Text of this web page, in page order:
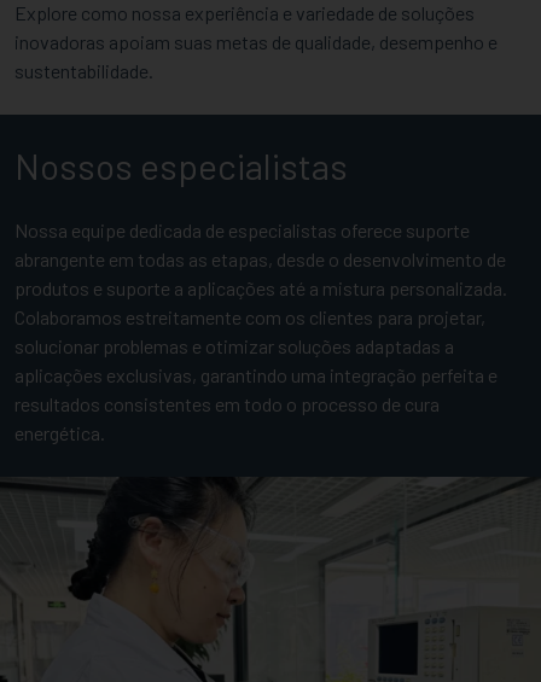
Explore como nossa experiência e variedade de soluções
inovadoras apoiam suas metas de qualidade, desempenho e
sustentabilidade.
Nossos especialistas
Nossa equipe dedicada de especialistas oferece suporte
abrangente em todas as etapas, desde o desenvolvimento de
produtos e suporte a aplicações até a mistura personalizada.
Colaboramos estreitamente com os clientes para projetar,
solucionar problemas e otimizar soluções adaptadas a
aplicações exclusivas, garantindo uma integração perfeita e
resultados consistentes em todo o processo de cura
energética.